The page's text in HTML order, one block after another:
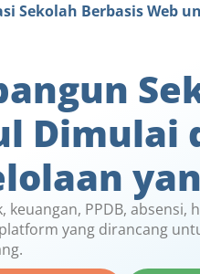
Sekolah Berbasis Web
Dimulai
keuangan, PPDB, absensi,
yang dirancang